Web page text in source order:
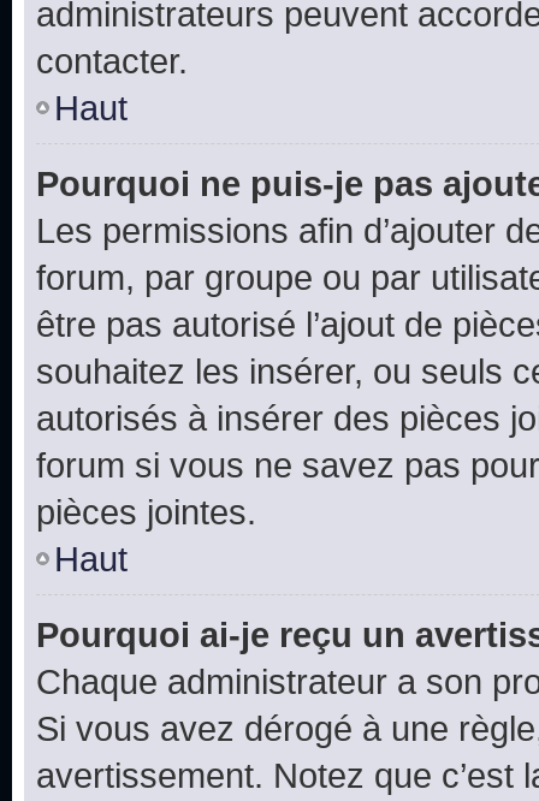
administrateurs peuvent
contacter.
Haut
Pourquoi ne puis-je pas
Les permissions afin d’ajouter
forum, par groupe ou par
être pas autorisé l’ajout de
souhaitez les insérer, ou seuls
autorisés à insérer des pièces
forum si vous ne savez pas
pièces jointes.
Haut
Pourquoi ai-je reçu un
Chaque administrateur a son
Si vous avez dérogé à une
avertissement. Notez que c’est